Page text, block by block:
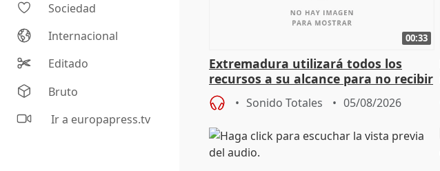
Sociedad
Internacional
Editado
Bruto
Ir a europapress.tv
00:33
Extremadura utilizará todos los
recursos a su alcance para no recibir
más menores migrantes
Sonido Totales 05/08/2026